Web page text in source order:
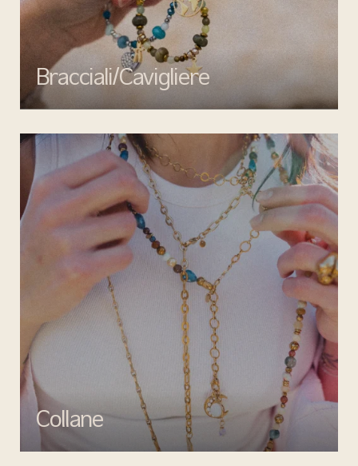
Bracciali/Cavigliere
Completa il tuo look con i bracciali e cavigliere di Mata gioielli:
Collane
Esalta il tuo look con le collane di Mata gioielli, un perfetto mix di